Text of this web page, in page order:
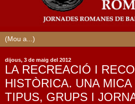
dijous, 3 de maig del 2012
LA RECREACIÓ I
HISTÒRICA. UNA MICA
TIPUS, GRUPS I